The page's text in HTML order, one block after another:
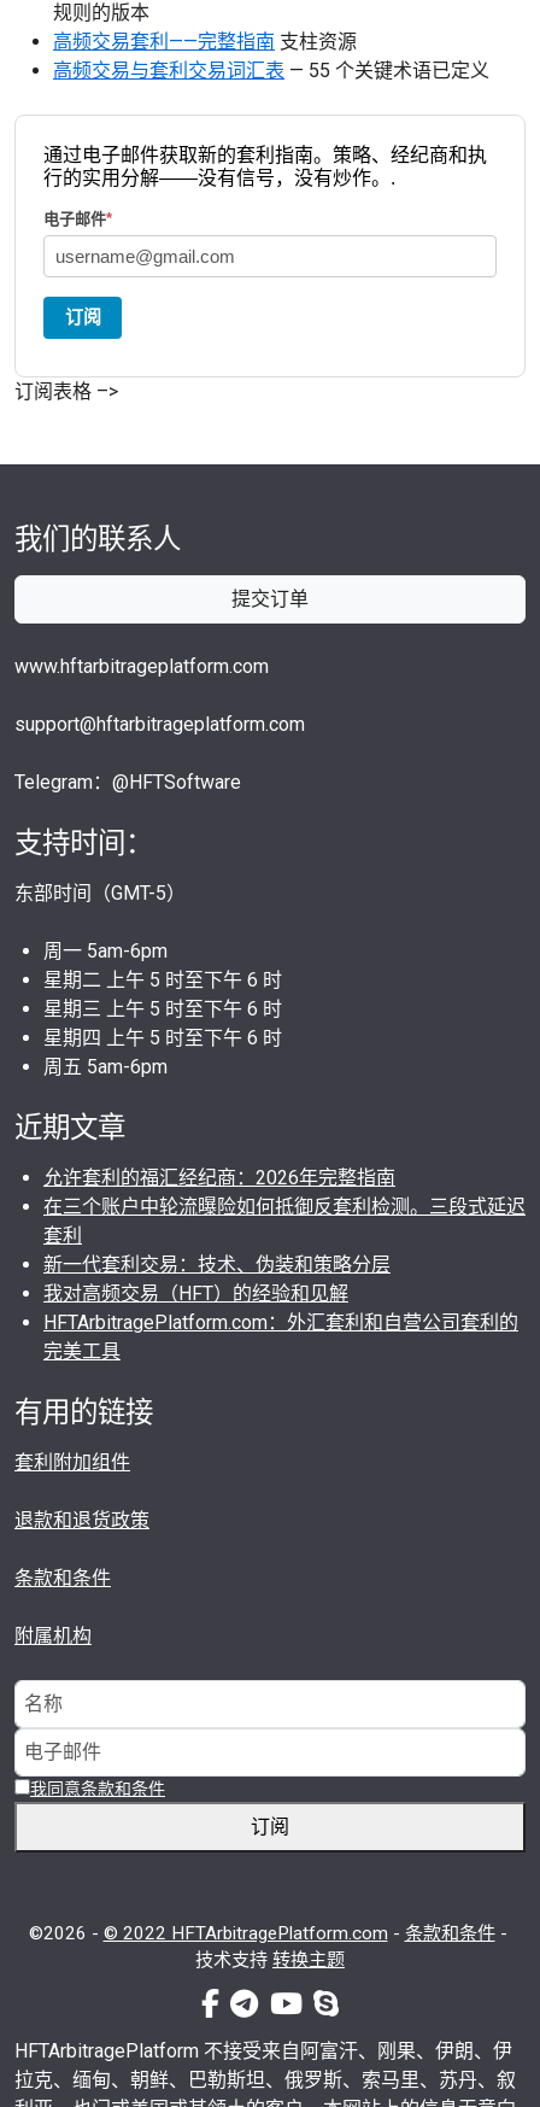
规则的版本
高频交易套利——完整指南 支柱资源
高频交易与套利交易词汇表 — 55 个关键术语已定义
通过电子邮件获取新的套利指南。策略、经纪商和执
行的实用分解——没有信号，没有炒作。.
电子邮件*
订阅
订阅表格 –>
我们的联系人
提交订单
www.hftarbitrageplatform.com
support@hftarbitrageplatform.com
Telegram：@HFTSoftware
支持时间：
东部时间（GMT-5）
周一 5am-6pm
星期二 上午 5 时至下午 6 时
星期三 上午 5 时至下午 6 时
星期四 上午 5 时至下午 6 时
周五 5am-6pm
近期文章
允许套利的福汇经纪商：2026年完整指南
在三个账户中轮流曝险如何抵御反套利检测。三段式延迟
套利
新一代套利交易：技术、伪装和策略分层
我对高频交易（HFT）的经验和见解
HFTArbitragePlatform.com：外汇套利和自营公司套利的
完美工具
有用的链接
套利附加组件
退款和退货政策
条款和条件
附属机构
我同意条款和条件
订阅
©2026 - © 2022 HFTArbitragePlatform.com - 条款和条件-
技术支持 转换主题
facebook-f
电传 视频电话
HFTArbitragePlatform 不接受来自阿富汗、刚果、伊朗、伊
拉克、缅甸、朝鲜、巴勒斯坦、俄罗斯、索马里、苏丹、叙